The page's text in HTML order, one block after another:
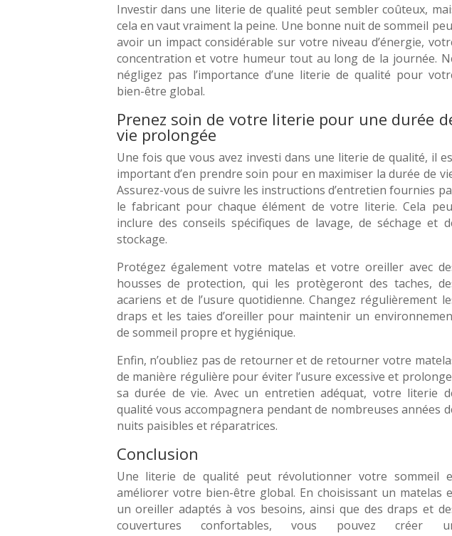
Investir dans une literie de qualité peut sembler coûteux,
cela en vaut vraiment la peine. Une bonne nuit de sommeil
avoir un impact considérable sur votre niveau d’énergie,
concentration et votre humeur tout au long de la journée.
négligez pas l’importance d’une literie de qualité pour
bien-être global.
Prenez soin de votre literie pour une durée
vie prolongée
Une fois que vous avez investi dans une literie de qualité, il
important d’en prendre soin pour en maximiser la durée de
Assurez-vous de suivre les instructions d’entretien fournies
le fabricant pour chaque élément de votre literie. Cela
inclure des conseils spécifiques de lavage, de séchage et
stockage.
Protégez également votre matelas et votre oreiller avec
housses de protection, qui les protègeront des taches,
acariens et de l’usure quotidienne. Changez régulièrement
draps et les taies d’oreiller pour maintenir un
de sommeil propre et hygiénique.
Enfin, n’oubliez pas de retourner et de retourner votre
de manière régulière pour éviter l’usure excessive et
sa durée de vie. Avec un entretien adéquat, votre literie
qualité vous accompagnera pendant de nombreuses années
nuits paisibles et réparatrices.
Conclusion
Une literie de qualité peut révolutionner votre sommeil
améliorer votre bien-être global. En choisissant un matelas
un oreiller adaptés à vos besoins, ainsi que des draps et
couvertures confortables, vous pouvez créer